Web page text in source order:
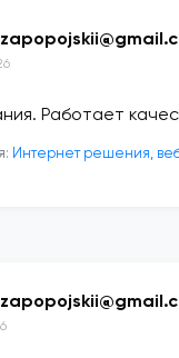
Работает
Интернет решения,